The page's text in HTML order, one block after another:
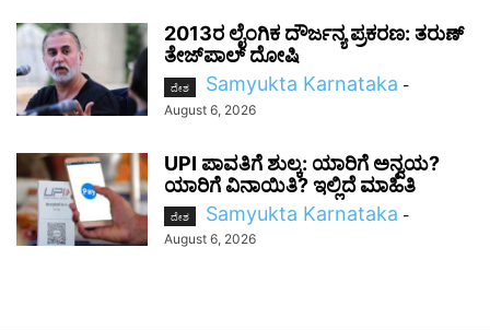
2013ರ ಲೈಂಗಿಕ ದೌರ್ಜನ್ಯ ಪ್ರಕರಣ: ತರುಣ್
ತೇಜ್‌ಪಾಲ್ ದೋಷಿ
ದೇಶ Samyukta Karnataka -
August 6, 2026
UPI ಪಾವತಿಗೆ ಶುಲ್ಕ: ಯಾರಿಗೆ ಅನ್ವಯ?
ಯಾರಿಗೆ ವಿನಾಯಿತಿ? ಇಲ್ಲಿದೆ ಮಾಹಿತಿ
ದೇಶ Samyukta Karnataka -
August 6, 2026